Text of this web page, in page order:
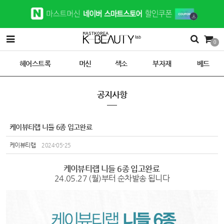
0
헤어스트록 머신 색소 부자재 베드
공지사항
케이뷰티랩 니들 6종 입고완료
케이뷰티랩 2024-05-25
케이뷰티랩 니들 6종 입고완료
24.05.27 (월)부터 순차발송 됩니다